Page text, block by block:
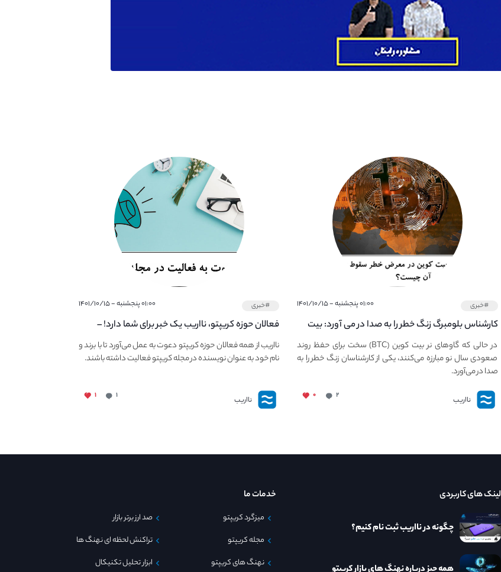
#خبری ۰۱:۰۰ پنجشنبه - ۱۴۰۱/۱۰/۱۵
کارشناس بلومبرگ زنگ خطر را به صدا در می آورد: بیت
کوین در معرض خطر سقوط بزرگ است - دلیل آن
چیست؟
در حالی که گاوهای نر بیت کوین (BTC) سخت برای حفظ روند
صعودی سال نو مبارزه می‌کنند، یکی از کارشناسان زنگ خطر را به
صدا در می‌آورد.
نااریب ۲ ۰
#خبری ۰۱:۰۰ پنجشنبه - ۱۴۰۱/۱۰/۱۵
فعالان حوزه کریپتو، نااریب یک خبر برای شما دارد! –
دعوت به فعالیت در مجله کریپتو
نااریب از همه فعالان حوزه کریپتو دعوت به عمل می‌آورد تا با برند و
نام خود به عنوان نویسنده در مجله کریپتو فعالیت داشته باشند.
نااریب ۱ ۱
لینک های کاربردی
چگونه در نااریب ثبت نام کنیم؟
خدمات ما
میزگرد کریپتو
مجله کریپتو
نهنگ های کریپتو
صد ارز برتر بازار
تراکنش لحظه ای نهنگ ها
ابزار تحلیل تکنیکال